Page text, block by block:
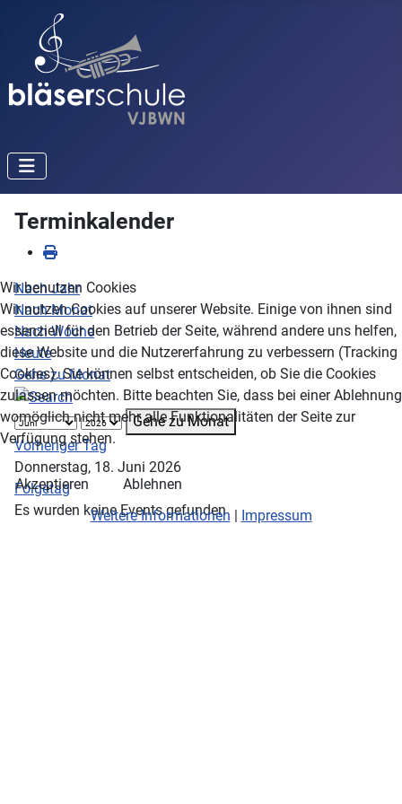
Terminkalender
Nach Jahr
Nach Monat
Nach Woche
Heute
Gehe zu Monat
Gehe zu Monat
Vorheriger Tag
Donnerstag, 18. Juni 2026
Folgetag
Es wurden keine Events gefunden
Wir benutzen Cookies
Wir nutzen Cookies auf unserer Website. Einige von ihnen sind
essenziell für den Betrieb der Seite, während andere uns helfen,
diese Website und die Nutzererfahrung zu verbessern (Tracking
Cookies). Sie können selbst entscheiden, ob Sie die Cookies
zulassen möchten. Bitte beachten Sie, dass bei einer Ablehnung
womöglich nicht mehr alle Funktionalitäten der Seite zur
Verfügung stehen.
Akzeptieren
Ablehnen
Weitere Informationen | Impressum